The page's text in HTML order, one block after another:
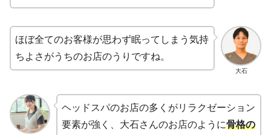
大石
ほぼ全てのお客様が思わず眠ってしまう気持
ちよさがうちのお店のうりですね。
ヘッドスパのお店の多くがリラクゼーション
要素が強く、大石さんのお店のように骨格の